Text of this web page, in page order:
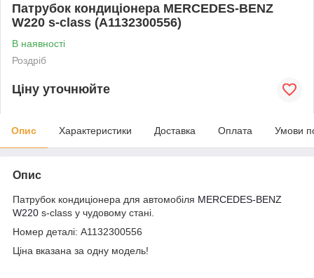
Патрубок кондиціонера MERCEDES-BENZ
W220 s-class (A1132300556)
В наявності
Роздріб
Ціну уточнюйте
Опис Характеристики Доставка Оплата Умови
Опис
Патрубок кондиціонера для автомобіля MERCEDES-BENZ
W220 s-class у чудовому стані.
Номер деталі: A1132300556
Ціна вказана за одну модель!